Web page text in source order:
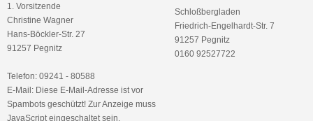
1. Vorsitzende
Christine Wagner
Hans-Böckler-Str. 27
91257 Pegnitz
Telefon: 09241 - 80588
E-Mail: Diese E-Mail-Adresse ist vor
Spambots geschützt! Zur Anzeige muss
JavaScript eingeschaltet sein.
Schloßbergladen
Friedrich-Engelhardt-Str. 7
91257 Pegnitz
0160 92527722